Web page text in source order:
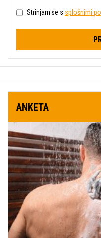
Strinjam se s splošnimi
ANKETA